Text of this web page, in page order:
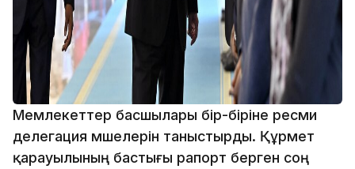
Мемлекеттер басшылары бір-біріне ресми
делегация мүшелерін таныстырды. Құрмет
қарауылының бастығы рапорт берген соң